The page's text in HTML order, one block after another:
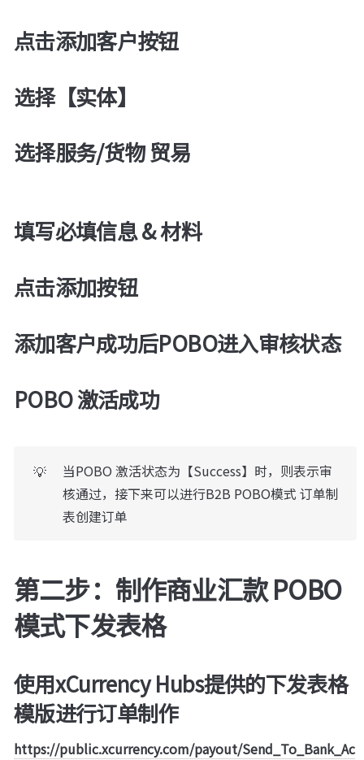
点击添加客户按钮
选择【实体】
选择服务/货物 贸易
填写必填信息 & 材料
点击添加按钮
添加客户成功后POBO进入审核状态
POBO 激活成功
💡
当POBO 激活状态为【Success】时，则表示审
核通过，接下来可以进行B2B POBO模式 订单制
表创建订单
第二步：制作商业汇款 POBO
模式下发表格
使用xCurrency Hubs提供的下发表格
模版进行订单制作
https://public.xcurrency.com/payout/Send_To_Bank_Ac